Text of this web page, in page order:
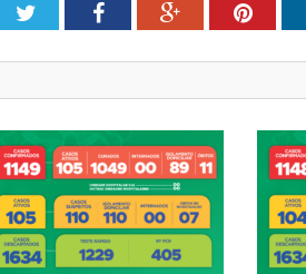
TwitterFacebookGoogle+